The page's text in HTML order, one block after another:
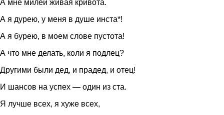
А мне милей живая кривота.
А я дурею, у меня в душе инста*!
А я бурею, в моем слове пустота!
А что мне делать, коли я подлец?
Другими были дед, и прадед, и отец!
И шансов на успех — один из ста.
Я лучше всех, я хуже всех,